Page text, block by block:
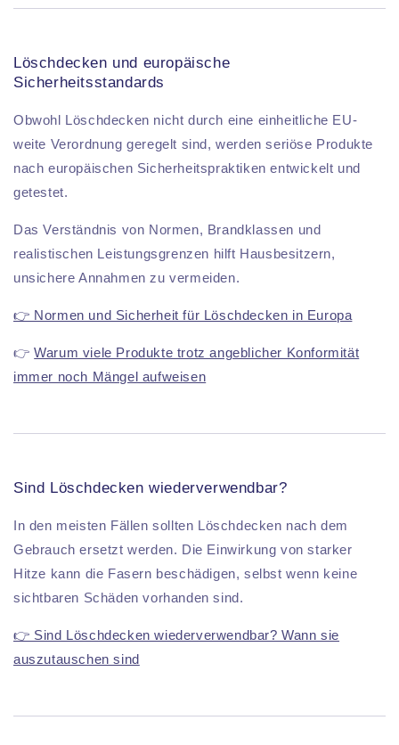
Löschdecken und europäische
Sicherheitsstandards
Obwohl Löschdecken nicht durch eine einheitliche EU-
weite Verordnung geregelt sind, werden seriöse Produkte
nach europäischen Sicherheitspraktiken entwickelt und
getestet.
Das Verständnis von Normen, Brandklassen und
realistischen Leistungsgrenzen hilft Hausbesitzern,
unsichere Annahmen zu vermeiden.
👉 Normen und Sicherheit für Löschdecken in Europa
👉Warum viele Produkte trotz angeblicher Konformität
immer noch Mängel aufweisen
Sind Löschdecken wiederverwendbar?
In den meisten Fällen sollten Löschdecken nach dem
Gebrauch ersetzt werden. Die Einwirkung von starker
Hitze kann die Fasern beschädigen, selbst wenn keine
sichtbaren Schäden vorhanden sind.
👉 Sind Löschdecken wiederverwendbar? Wann sie
auszutauschen sind